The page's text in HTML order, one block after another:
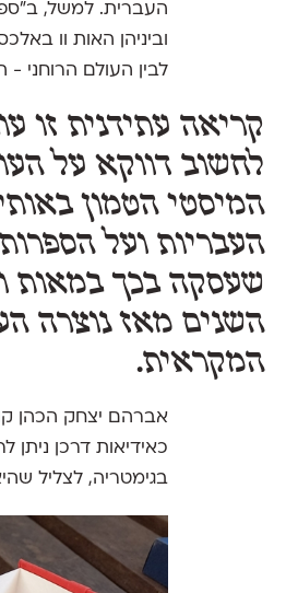
וביניהן האות וו
לבין העולם הרוחני -
קריאה עתידנית זו
לחשוב דווקא על
המיסטי הטמון
העבריות ועל
שעסקה בכך במאות
השנים מאז נוצרה
המקראית.
אברהם יצחק הכהן
כאידיאות דרכן
בגימטריה, לצליל